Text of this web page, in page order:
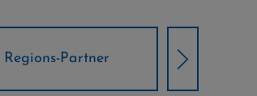
Örtliche Weltcup-
Partner
Klima